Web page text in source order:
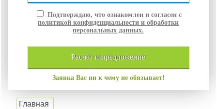
Подтверждаю, что ознакомлен и согласен с
политикой конфиденциальности и обработки
персональных данных.
расчёт ипредложение
Заявка Вас ни к чему не обязывает!
Главная